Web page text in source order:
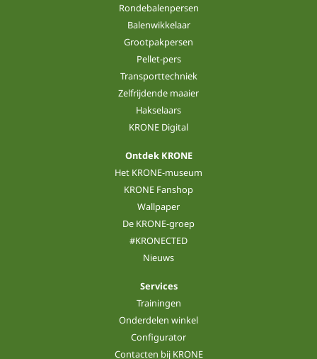
Rondebalenpersen
Balenwikkelaar
Grootpakpersen
Pellet-pers
Transporttechniek
Zelfrijdende maaier
Hakselaars
KRONE Digital
Ontdek KRONE
Het KRONE-museum
KRONE Fanshop
Wallpaper
De KRONE-groep
#KRONECTED
Nieuws
Services
Trainingen
Onderdelen winkel
Configurator
Contacten bij KRONE